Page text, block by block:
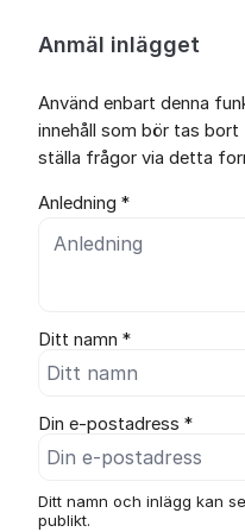
Anmäl inlägget
Använd enbart denna
innehåll som bör tas
ställa frågor via detta
Anledning *
Ditt namn *
Din e-postadress *
Ditt namn och inlägg kan
publikt.